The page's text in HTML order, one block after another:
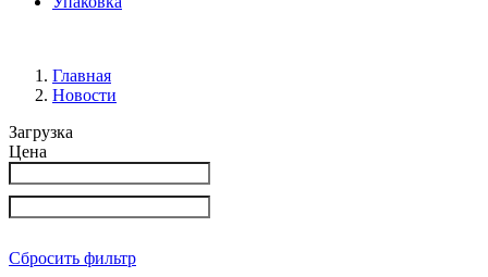
Главная
Новости
Загрузка
Цена
Сбросить фильтр